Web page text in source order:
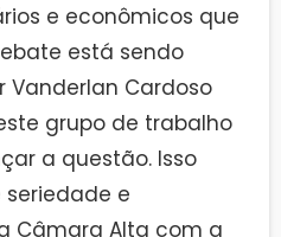
e econômicos que
está sendo
Vanderlan Cardoso
grupo de trabalho
a questão. Isso
e
Câmara Alta com a